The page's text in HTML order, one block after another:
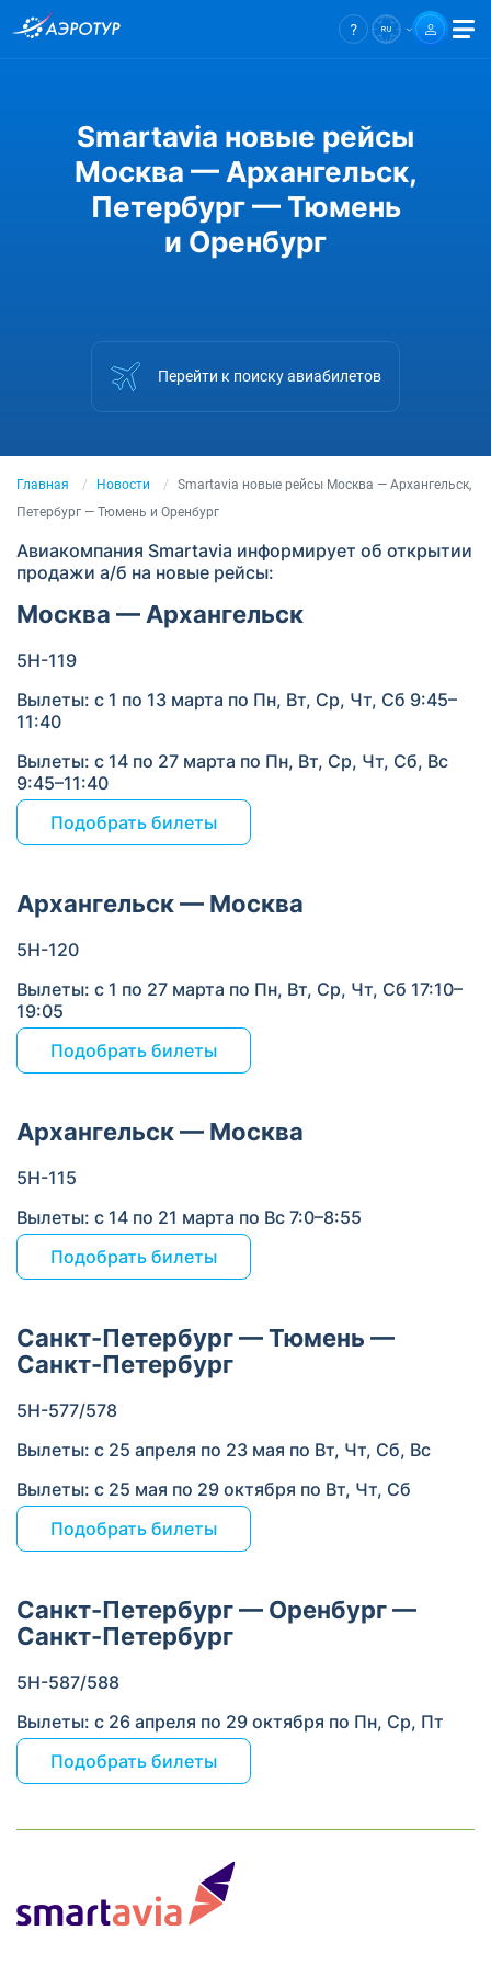
Smartavia новые рейсы
Москва — Архангельск,
Петербург — Тюмень
и Оренбург
Перейти к поиску авиабилетов
Главная Новости
Smartavia новые рейсы Москва — Архангельск,
Петербург — Тюмень и Оренбург
Авиакомпания Smartavia информирует об открытии
продажи а/б на новые рейсы:
Москва — Архангельск
5Н-119
Вылеты: с 1 по 13 марта по Пн, Вт, Ср, Чт, Сб 9:45–
11:40
Вылеты: с 14 по 27 марта по Пн, Вт, Ср, Чт, Сб, Вс
9:45–11:40
Подобрать билеты
Архангельск — Москва
5Н-120
Вылеты: с 1 по 27 марта по Пн, Вт, Ср, Чт, Сб 17:10–
19:05
Подобрать билеты
Архангельск — Москва
5Н-115
Вылеты: с 14 по 21 марта по Вс 7:0–8:55
Подобрать билеты
Санкт-Петербург — Тюмень —
Санкт-Петербург
5Н-577/578
Вылеты: с 25 апреля по 23 мая по Вт, Чт, Сб, Вс
Вылеты: с 25 мая по 29 октября по Вт, Чт, Сб
Подобрать билеты
Санкт-Петербург — Оренбург —
Санкт-Петербург
5Н-587/588
Вылеты: с 26 апреля по 29 октября по Пн, Ср, Пт
Подобрать билеты